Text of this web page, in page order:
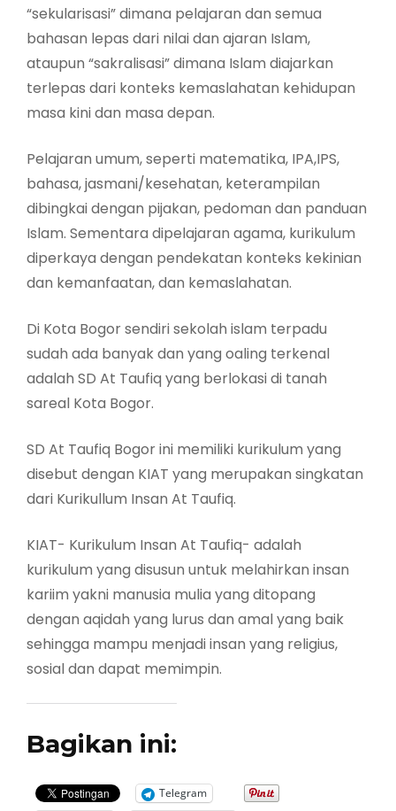
“sekularisasi” dimana pelajaran dan semua
bahasan lepas dari nilai dan ajaran Islam,
ataupun “sakralisasi” dimana Islam diajarkan
terlepas dari konteks kemaslahatan kehidupan
masa kini dan masa depan.
Pelajaran umum, seperti matematika, IPA,IPS,
bahasa, jasmani/kesehatan, keterampilan
dibingkai dengan pijakan, pedoman dan panduan
Islam. Sementara dipelajaran agama, kurikulum
diperkaya dengan pendekatan konteks kekinian
dan kemanfaatan, dan kemaslahatan.
Di Kota Bogor sendiri sekolah islam terpadu
sudah ada banyak dan yang oaling terkenal
adalah SD At Taufiq yang berlokasi di tanah
sareal Kota Bogor.
SD At Taufiq Bogor ini memiliki kurikulum yang
disebut dengan KIAT yang merupakan singkatan
dari Kurikullum Insan At Taufiq.
KIAT- Kurikulum Insan At Taufiq- adalah
kurikulum yang disusun untuk melahirkan insan
kariim yakni manusia mulia yang ditopang
dengan aqidah yang lurus dan amal yang baik
sehingga mampu menjadi insan yang religius,
sosial dan dapat memimpin.
Bagikan ini:
Telegram